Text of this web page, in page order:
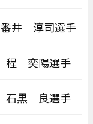
番井 淳司選手
程 奕陽選手
石黒 良選手